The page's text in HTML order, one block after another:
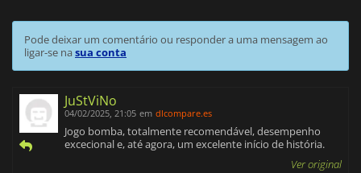
Pode deixar um comentário ou responder a uma mensagem ao
ligar-se nasua conta
JuStViNo
04/02/2025, 21:05 em dlcompare.es
Jogo bomba, totalmente recomendável, desempenho
excecional e, até agora, um excelente início de história.
Ver original